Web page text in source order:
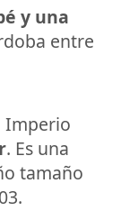
y una
entre
Imperio
. Es una
tamaño